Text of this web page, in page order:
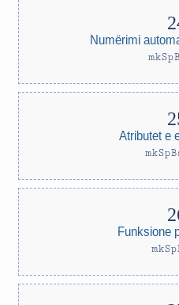
Numërimi
Atributet e
Funksione